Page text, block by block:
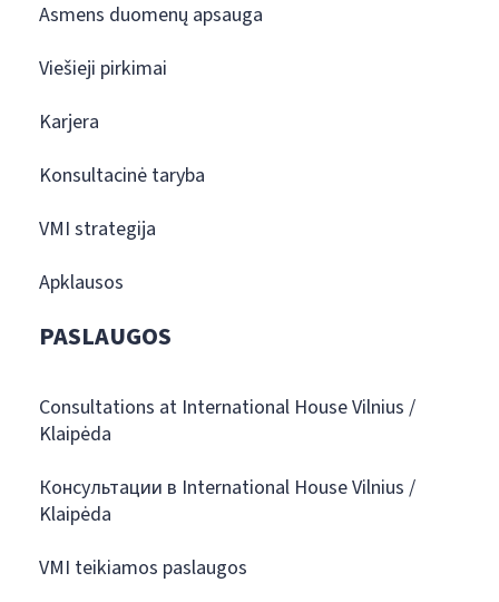
Asmens duomenų apsauga
Viešieji pirkimai
Karjera
Konsultacinė taryba
VMI strategija
Apklausos
PASLAUGOS
Consultations at International House Vilnius /
Klaipėda
Консультации в International House Vilnius /
Klaipėda
VMI teikiamos paslaugos